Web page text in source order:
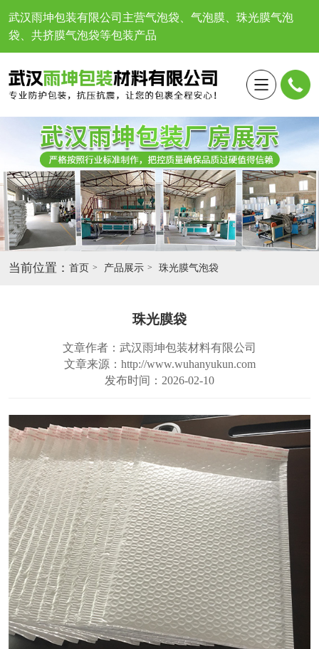
武汉雨坤包装有限公司 主营气泡袋、气泡膜、珠光膜气泡
袋、共挤膜气泡袋等包装产品
当前位置： 首页 产品展示 珠光膜气泡袋
珠光膜袋
文章作者：武汉雨坤包装材料有限公司
文章来源：http://www.wuhanyukun.com
发布时间：2026-02-10